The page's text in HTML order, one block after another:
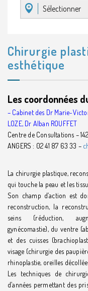
Sélectionner
Chirurgie
esthétique
Les coordonnées
– Cabinet des Dr Marie-
LOZE, Dr Alban ROUFFET
Centre de Consultations –
ANGERS : 02 41 87 63 33 –
La chirurgie plastique,
qui touche la peau et les
Son champ d’action est
reconstruction, la
seins (réduction,
gynécomastie), du ventre
et des cuisses
visage (chirurgie des
rhinoplastie, oreilles
Les techniques de
d’années permettant des